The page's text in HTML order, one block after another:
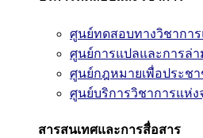
ศูนย์ทดสอบทางวิชากา
ศูนย์การแปลและการล่า
ศูนย์กฎหมายเพื่อประช
ศูนย์บริการวิชาการแห่
สารสนเทศและการสื่อสาร